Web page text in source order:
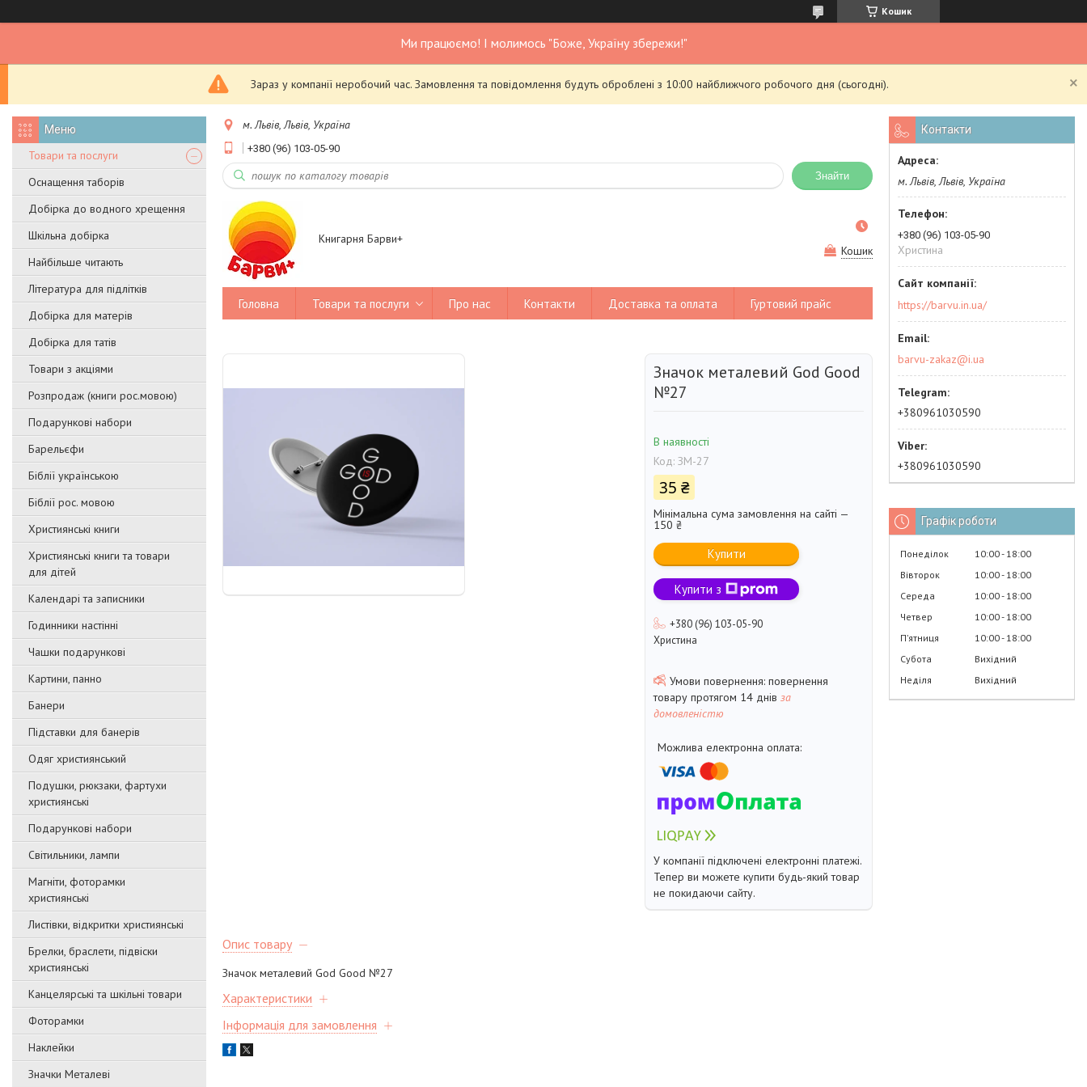
Кошик
Ми працюємо! І молимось "Боже, Україну збережи!"
Зараз у компанії неробочий час. Замовлення та повідомлення будуть оброблені з 10:00 найближчого робочого дня (сьогодні).
Товари та послуги
Оснащення таборів
Добірка до водного хрещення
Шкільна добірка
Найбільше читають
Література для підлітків
Добірка для матерів
Добірка для татів
Товари з акціями
Розпродаж (книги рос.мовою)
Подарункові набори
Барельєфи
Біблії українською
Біблії рос. мовою
Християнські книги
Християнські книги та товари
для дітей
Календарі та записники
Годинники настінні
Чашки подарункові
Картини, панно
Банери
Підставки для банерів
Одяг християнський
Подушки, рюкзаки, фартухи
християнські
Подарункові набори
Світильники, лампи
Магніти, фоторамки
християнські
Листівки, відкритки християнські
Брелки, браслети, підвіски
християнські
Канцелярські та шкільні товари
Фоторамки
Наклейки
Значки Металеві
м. Львів, Львів, Україна
+380 (96) 103-05-90
Знайти
Книгарня Барви+
Кошик
Головна Товари та послуги Про нас Контакти Доставка та оплата Гуртовий прайс
Значок металевий God Good
№27
В наявності
Код: ЗМ-27
35 ₴
Мінімальна сума замовлення на сайті —
150 ₴
Купити
Купити з
+380 (96) 103-05-90
Христина
повернення
товару протягом 14 днів за
домовленістю
У компанії підключені електронні платежі.
Тепер ви можете купити будь-який товар
не покидаючи сайту.
Опис товару
Значок металевий God Good №27
Характеристики
Інформація для замовлення
Контакти
м. Львів, Львів, Україна
+380 (96) 103-05-90
Христина
https://barvu.in.ua/
barvu-zakaz@i.ua
+380961030590
+380961030590
Графік роботи
Понеділок 10:00 18:00
Вівторок
10:00 18:00
Середа
10:00 18:00
Четвер
10:00 18:00
Пʼятниця
10:00 18:00
Субота
Вихідний
Неділя
Вихідний